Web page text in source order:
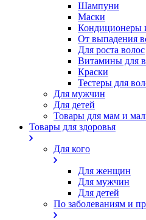
Шампуни
Маски
Кондиционеры
От выпадения
Для роста волос
Витамины для
Краски
Тестеры для
Для мужчин
Для детей
Товары для мам и
Товары для здоровья
Для кого
Для женщин
Для мужчин
Для детей
По заболеваниям и